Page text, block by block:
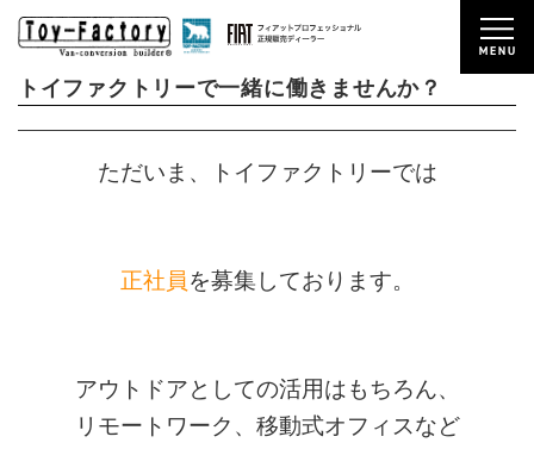
2021/05/01 NEWS
トイファクトリーで一緒に働きませんか？
ただいま、トイファクトリーでは
正社員を募集しております。
アウトドアとしての活用はもちろん、
リモートワーク、移動式オフィスなど